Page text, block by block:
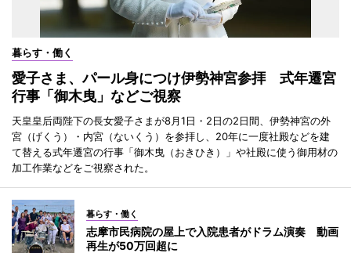
暮らす・働く
愛子さま、パール身につけ伊勢神宮参拝 式年遷宮
行事「御木曳」などご視察
天皇皇后両陛下の長女愛子さまが8月1日・2日の2日間、伊勢神宮の外
宮（げくう）・内宮（ないくう）を参拝し、20年に一度社殿などを建
て替える式年遷宮の行事「御木曳（おきひき）」や社殿に使う御用材の
加工作業などをご視察された。
暮らす・働く
志摩市民病院の屋上で入院患者がドラム演奏 動画
再生が50万回超に